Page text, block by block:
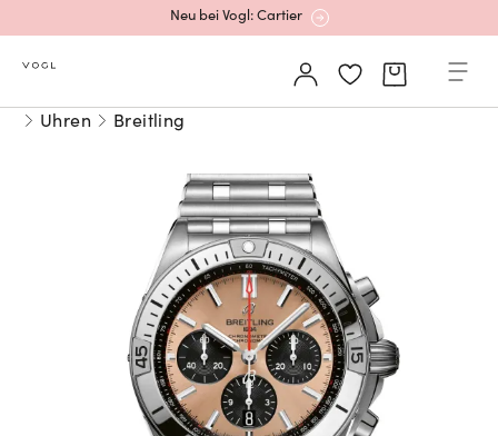
Neu bei Vogl: Cartier
Mehr erfahren: Ikonische Uhren von Cartier
Rolex Certified Pre-Owned entdecken
Neu bei Vogl: Uhren von Grand Seiko
Neu bei Vogl: Cartier
Uhren Breitling